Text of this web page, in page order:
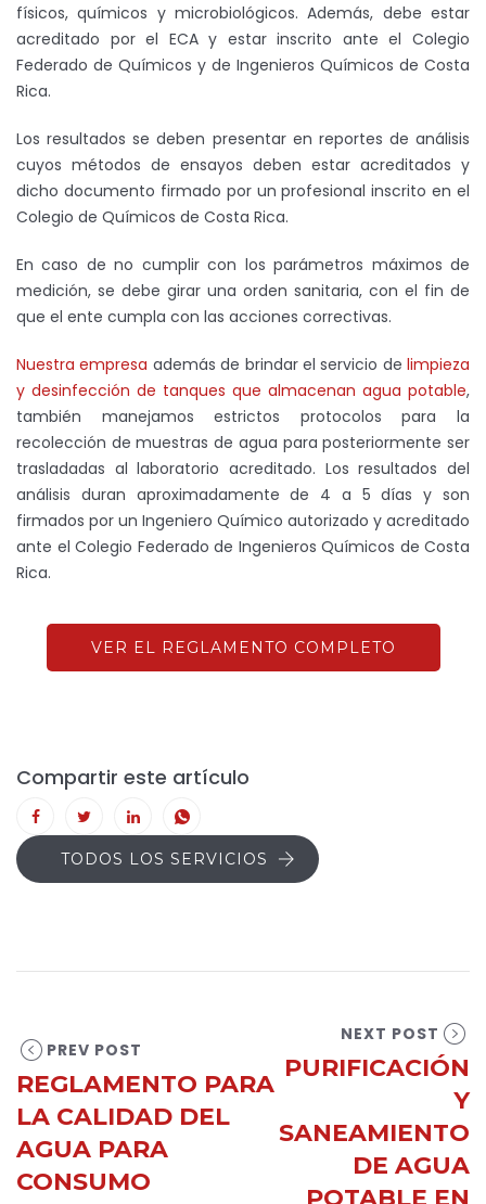
físicos, químicos y microbiológicos. Además, debe estar
acreditado por el ECA y estar inscrito ante el Colegio
Federado de Químicos y de Ingenieros Químicos de Costa
Rica.
Los resultados se deben presentar en reportes de análisis
cuyos métodos de ensayos deben estar acreditados y
dicho documento firmado por un profesional inscrito en el
Colegio de Químicos de Costa Rica.
En caso de no cumplir con los parámetros máximos de
medición, se debe girar una orden sanitaria, con el fin de
que el ente cumpla con las acciones correctivas.
Nuestra empresa además de brindar el servicio de limpieza
y desinfección de tanques que almacenan agua potable,
también manejamos estrictos protocolos para la
recolección de muestras de agua para posteriormente ser
trasladadas al laboratorio acreditado. Los resultados del
análisis duran aproximadamente de 4 a 5 días y son
firmados por un Ingeniero Químico autorizado y acreditado
ante el Colegio Federado de Ingenieros Químicos de Costa
Rica.
VER EL REGLAMENTO COMPLETO
Compartir este artículo
TODOS LOS SERVICIOS
PREV POST
REGLAMENTO PARA
LA CALIDAD DEL
AGUA PARA
CONSUMO
NEXT POST
PURIFICACIÓN
Y
SANEAMIENTO
DE AGUA